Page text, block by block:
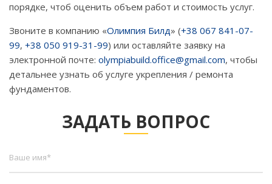
порядке, чтоб оценить объем работ и стоимость услуг.
Звоните в компанию «Олимпия Билд» (+38 067 841-07-
99, +38 050 919-31-99) или оставляйте заявку на
электронной почте: olympiabuild.office@gmail.com, чтобы
детальнее узнать об услуге укрепления / ремонта
фундаментов.
ЗАДАТЬ ВОПРОС